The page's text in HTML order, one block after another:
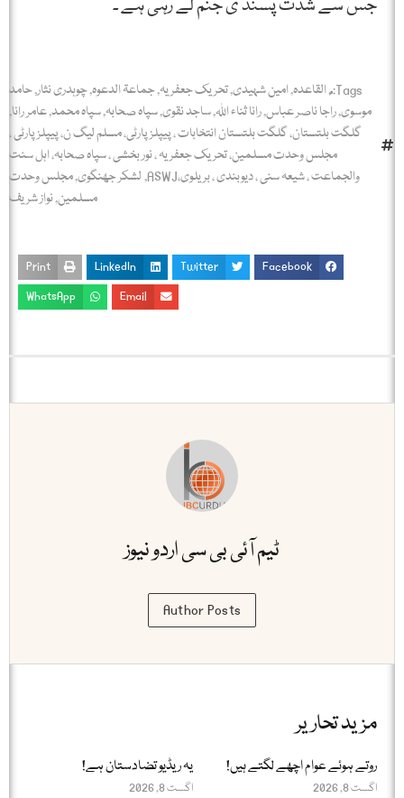
جس سے شدت پسند ی جنم لے رہی ہے ۔
Tags:
,القاعدہ,امین شہیدی,تحریک جعفریہ,جماعۃ الدعوہ,چوہدری نثار,حامد
موسوی,راجا ناصر عباس,رانا ثناء اللہ,ساجد نقوی,سپاہ صحابہ,سپاہ محمد,عامر رانا,
گلگت بلتستان، گلگت بلتستان انتخابات ، پیپلز پارٹی، مسلم لیگ ن، پیپلز پارٹی ،
مجلس وحدت مسلمین، تحریک جعفریہ ، نور بخشی ، سپاہ صحابہ، اہل سنت
والجماعت ، شیعہ سنی ، دیوبندی ، بریلوی،ASWJ
,لشکر جھنگوی,مجلس وحدت
مسلمین,نواز شریف
Facebook
Twitter
LinkedIn
Print
Email
WhatsApp
ٹیم آئی بی سی اردو نیوز
Author Posts
مزید تحاریر
روتے ہوئے عوام اچھے لگتے ہیں!
اگست 8, 2026
یہ ریڈیو تضادستان ہے!
اگست 8, 2026